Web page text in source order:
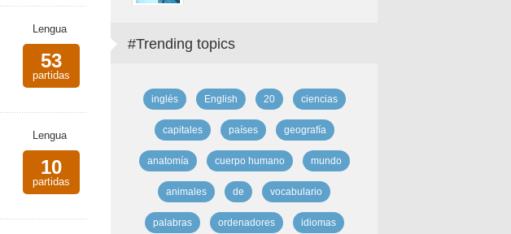
Lengua
53
partidas
Lengua
10
partidas
#Trending topics
inglés English 20 ciencias
capitales países geografía
anatomía cuerpo humano mundo
animales de vocabulario
palabras ordenadores idiomas